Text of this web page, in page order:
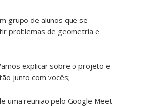
grupo de alunos que se
problemas de geometria e
explicar sobre o projeto e
junto com vocês;
uma reunião pelo Google Meet